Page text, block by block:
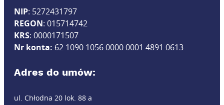
NIP: 5272431797
REGON: 015714742
KRS: 0000171507
Nr konta: 62 1090 1056 0000 0001 4891 0613
Adres do umów:
ul. Chłodna 20 lok. 88 a